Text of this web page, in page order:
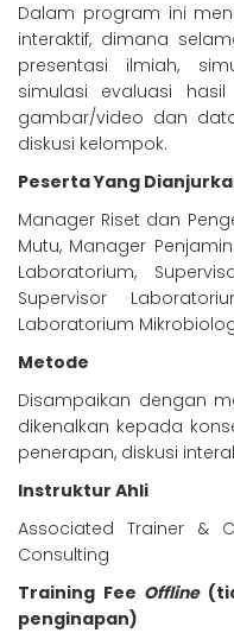
Dalam program ini
interaktif, dimana
presentasi ilmiah,
simulasi evaluasi
gambar/video dan
diskusi kelompok.
Peserta Yang
Manager Riset dan
Mutu, Manager
Laboratorium,
Supervisor
Laboratorium
Metode
Disampaikan dengan
dikenalkan kepada
penerapan, diskusi
Instruktur Ahli
Associated Trainer &
Consulting
Training Fee Offline
penginapan)